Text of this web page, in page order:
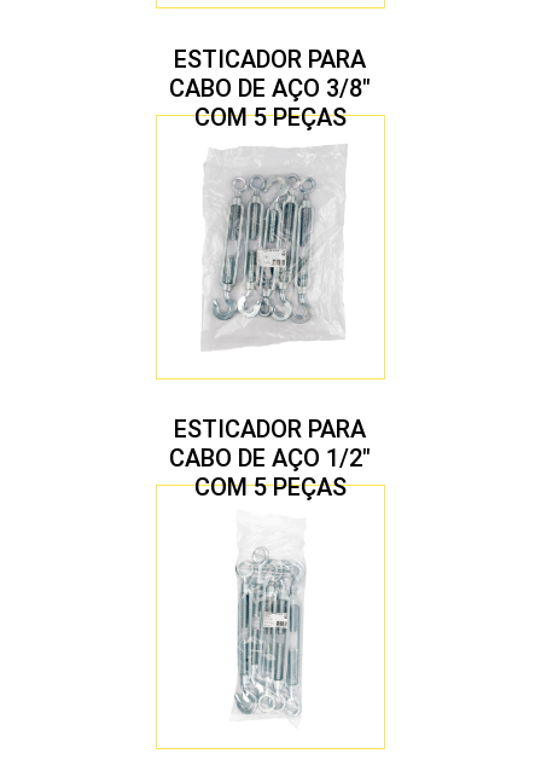
ESTICADOR PARA
CABO DE AÇO 3/8″
COM 5 PEÇAS
ESTICADOR PARA
CABO DE AÇO 1/2″
COM 5 PEÇAS